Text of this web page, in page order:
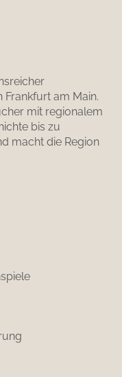
Frankfurt am Main.
mit regionalem
bis zu
macht die Region